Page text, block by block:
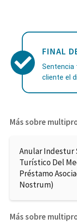
FINAL
Sentencia
cliente el
Más sobre
Anular Indestur
Turístico Del
Préstamo
Nostrum)
Más sobre